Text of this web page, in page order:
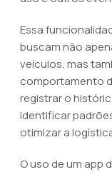
Essa
buscam não
veículos, mas
comportamento
registrar o
identificar
otimizar a
O uso de um app